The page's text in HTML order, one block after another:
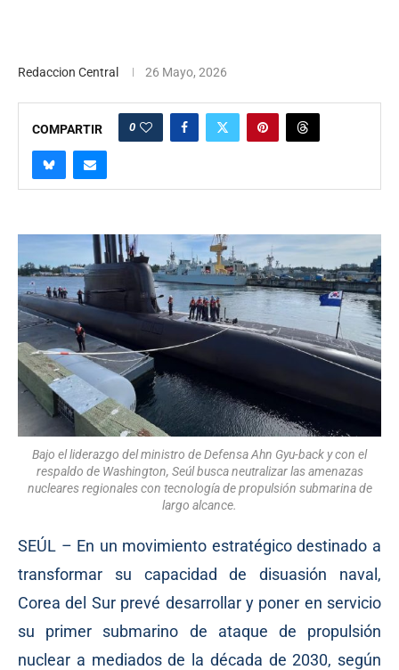
Redaccion Central 26 Mayo, 2026
COMPARTIR 0
Bajo el liderazgo del ministro de Defensa Ahn Gyu-back y con el
respaldo de Washington, Seúl busca neutralizar las amenazas
nucleares regionales con tecnología de propulsión submarina de
largo alcance.
SEÚL – En un movimiento estratégico destinado a
transformar su capacidad de disuasión naval,
Corea del Sur prevé desarrollar y poner en servicio
su primer submarino de ataque de propulsión
nuclear a mediados de la década de 2030, según